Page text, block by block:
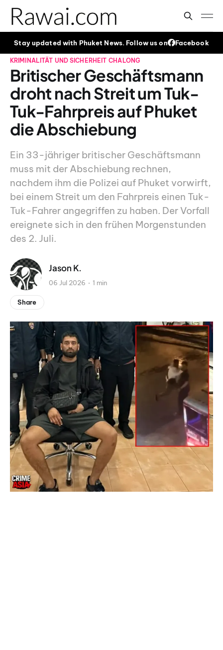
Stay updated with Phuket News. Follow us on Facebook
KRIMINALITÄT UND SICHERHEIT CHALONG
Britischer Geschäftsmann
droht nach Streit um Tuk-
Tuk-Fahrpreis auf Phuket
die Abschiebung
Ein 33-jähriger britischer Geschäftsmann
muss mit der Abschiebung rechnen,
nachdem ihm die Polizei auf Phuket vorwirft,
bei einem Streit um den Fahrpreis einen Tuk-
Tuk-Fahrer angegriffen zu haben. Der Vorfall
ereignete sich in den frühen Morgenstunden
des 2. Juli.
Jason K.
06 Jul 2026 1 min
Share